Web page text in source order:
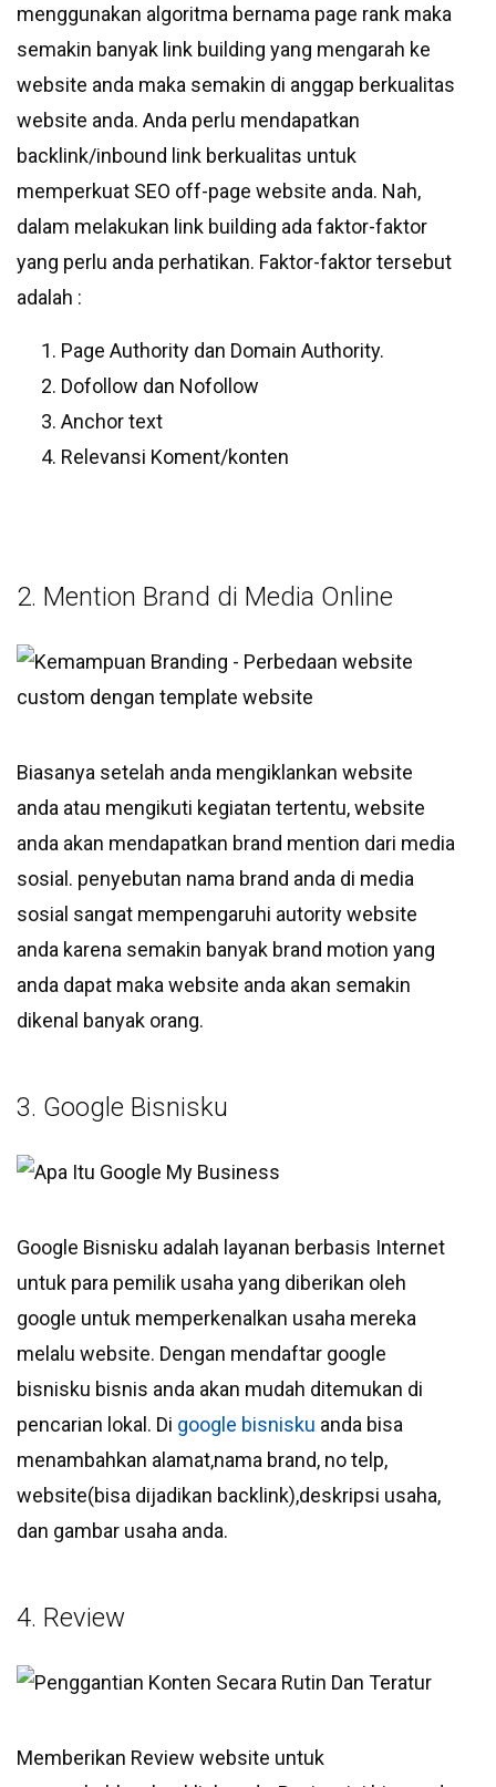
menggunakan algoritma bernama page rank maka
semakin banyak link building yang mengarah ke
website anda maka semakin di anggap berkualitas
website anda. Anda perlu mendapatkan
backlink/inbound link berkualitas untuk
memperkuat SEO off-page website anda. Nah,
dalam melakukan link building ada faktor-faktor
yang perlu anda perhatikan. Faktor-faktor tersebut
adalah :
Page Authority dan Domain Authority.
Dofollow dan Nofollow
Anchor text
Relevansi Koment/konten
2. Mention Brand di Media Online
Biasanya setelah anda mengiklankan website
anda atau mengikuti kegiatan tertentu, website
anda akan mendapatkan brand mention dari media
sosial. penyebutan nama brand anda di media
sosial sangat mempengaruhi autority website
anda karena semakin banyak brand motion yang
anda dapat maka website anda akan semakin
dikenal banyak orang.
3. Google Bisnisku
Google Bisnisku adalah layanan berbasis Internet
untuk para pemilik usaha yang diberikan oleh
google untuk memperkenalkan usaha mereka
melalu website. Dengan mendaftar google
bisnisku bisnis anda akan mudah ditemukan di
pencarian lokal. Di google bisnisku anda bisa
menambahkan alamat,nama brand, no telp,
website(bisa dijadikan backlink),deskripsi usaha,
dan gambar usaha anda.
4. Review
Memberikan Review website untuk